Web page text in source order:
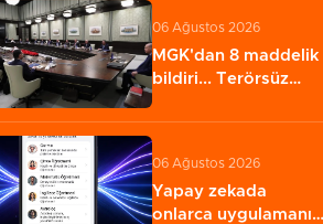
06 Ağustos 2026
MGK'dan 8 maddelik
bildiri... Terörsüz
06 Ağustos 2026
Yapay zekada
onlarca uygulamanın